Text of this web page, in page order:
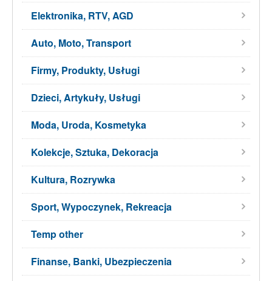
Elektronika, RTV, AGD
Auto, Moto, Transport
Firmy, Produkty, Usługi
Dzieci, Artykuły, Usługi
Moda, Uroda, Kosmetyka
Kolekcje, Sztuka, Dekoracja
Kultura, Rozrywka
Sport, Wypoczynek, Rekreacja
Temp other
Finanse, Banki, Ubezpieczenia